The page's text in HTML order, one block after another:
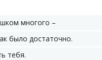
многого –
было достаточно.
тебя.